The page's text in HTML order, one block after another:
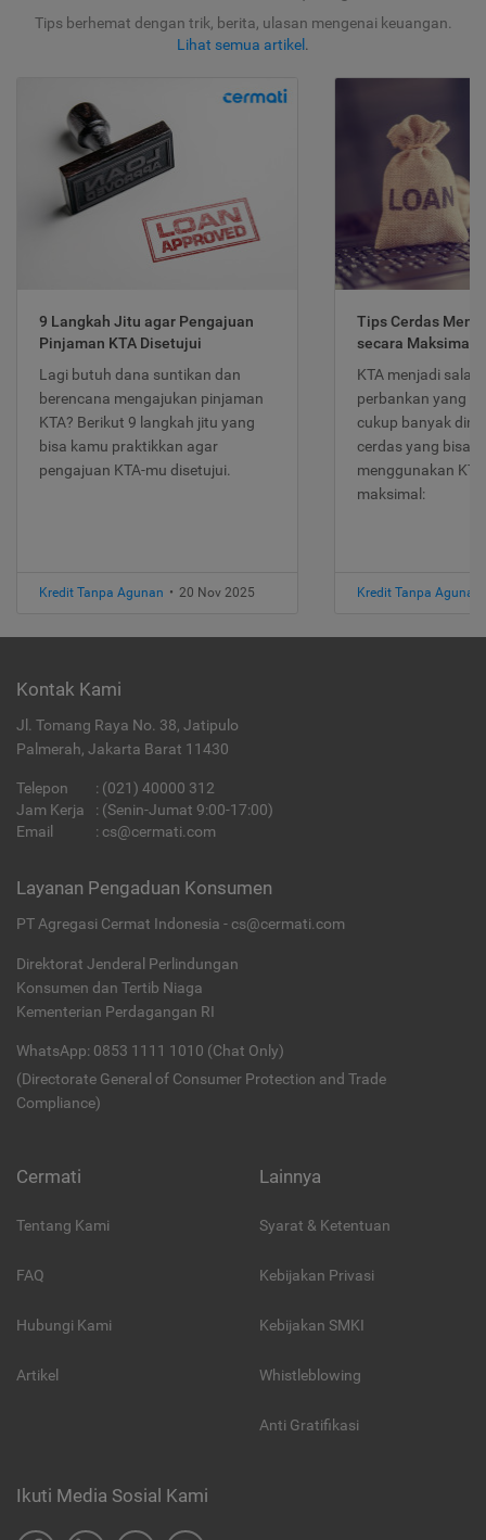
Tips berhemat dengan trik, berita, ulasan mengenai keuangan.
Lihat semua artikel .
9 Langkah Jitu agar Pengajuan
Pinjaman KTA Disetujui
Lagi butuh dana suntikan dan
berencana mengajukan pinjaman
KTA? Berikut 9 langkah jitu yang
bisa kamu praktikkan agar
pengajuan KTA-mu disetujui.
Kredit Tanpa Agunan • 20 Nov 2025
Tips Cerdas
secara Maksimal
KTA menjadi
perbankan yang
cukup banyak
cerdas yang bisa
menggunakan
maksimal:
Kredit Tanpa Agunan
Kontak Kami
Jl. Tomang Raya No. 38, Jatipulo
Palmerah, Jakarta Barat 11430
Telepon : (021) 40000 312
Jam Kerja
: (Senin-Jumat 9:00-17:00)
Email
: cs@cermati.com
Layanan Pengaduan Konsumen
PT Agregasi Cermat Indonesia - cs@cermati.com
Direktorat Jenderal Perlindungan
Konsumen dan Tertib Niaga
Kementerian Perdagangan RI
WhatsApp: 0853 1111 1010 (Chat Only)
(Directorate General of Consumer Protection and Trade
Compliance)
Cermati
Tentang Kami
FAQ
Hubungi Kami
Artikel
Lainnya
Syarat & Ketentuan
Kebijakan Privasi
Kebijakan SMKI
Whistleblowing
Anti Gratifikasi
Ikuti Media Sosial Kami